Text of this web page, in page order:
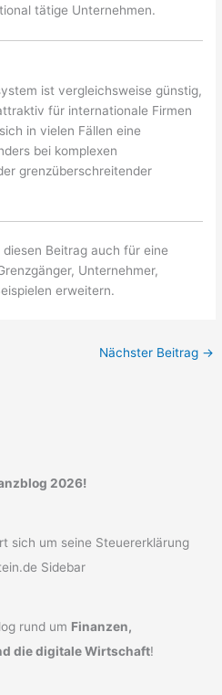
tätige Unternehmen.
ist vergleichsweise günstig,
für internationale Firmen
in vielen Fällen eine
bei komplexen
grenzüberschreitender
Beitrag auch für eine
Unternehmer,
erweitern.
Nächster Beitrag →
2026!
rund um Finanzen,
die digitale Wirtschaft!